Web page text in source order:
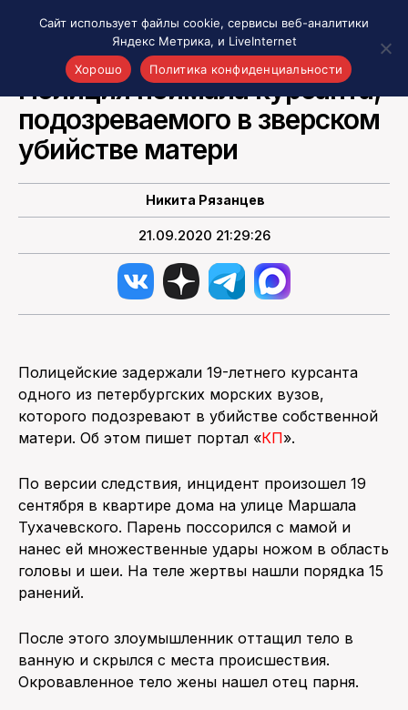
Акценты
Материалы о Рязани и области
Интересное
Новости кино и ТВ
Новости России
Политика
О НАС
ПОИСК ПО САЙТУ
НОВОСТИ РОССИИ
Полиция поймала курсанта,
подозреваемого в зверском
убийстве матери
Никита Рязанцев
21.09.2020 21:29:26
Полицейские задержали 19-летнего курсанта
одного из петербургских морских вузов,
которого подозревают в убийстве собственной
матери. Об этом пишет портал «КП».
По версии следствия, инцидент произошел 19
сентября в квартире дома на улице Маршала
Тухачевского. Парень поссорился с мамой и
нанес ей множественные удары ножом в область
головы и шеи. На теле жертвы нашли порядка 15
ранений.
После этого злоумышленник оттащил тело в
ванную и скрылся с места происшествия.
Окровавленное тело жены нашел отец парня.
Сайт использует файлы cookie, сервисы веб-аналитики
Яндекс Метрика, и LiveInternet
Хорошо
Политика конфиденциальности